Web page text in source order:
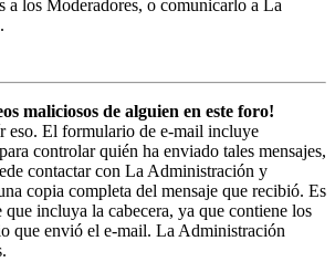
a los Moderadores, o comunicarlo a La
maliciosos de alguien en este foro!
eso. El formulario de e-mail incluye
controlar quién ha enviado tales mensajes,
contactar con La Administración y
copia completa del mensaje que recibió. Es
incluya la cabecera, ya que contiene los
que envió el e-mail. La Administración